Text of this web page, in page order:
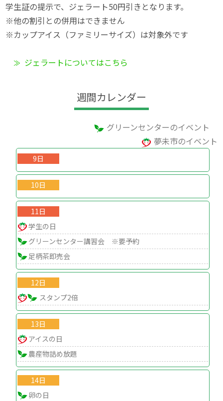
学生証の提示で、ジェラート50円引きとなります。
※他の割引との併用はできません
※カップアイス（ファミリーサイズ）は対象外です
ジェラートについてはこちら
週間カレンダー
グリーンセンターのイベント
夢未市のイベント
9日
10日
11日
学生の日
グリーンセンター講習会 ※要予約
足柄茶即売会
12日
スタンプ2倍
13日
アイスの日
農産物詰め放題
14日
卵の日